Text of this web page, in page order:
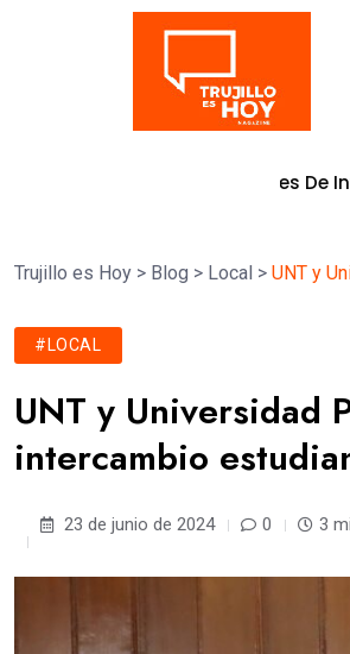
8,500millones De Inversión
Trujillo es Hoy > Blog > Local > UNT y
#LOCAL
UNT y Universidad
intercambio
23 de junio de 2024 0 3